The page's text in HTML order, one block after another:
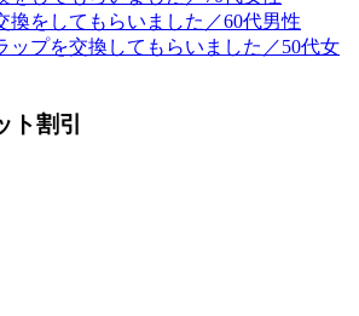
換をしてもらいました／60代男性
ップを交換してもらいました／50代女
ト割引